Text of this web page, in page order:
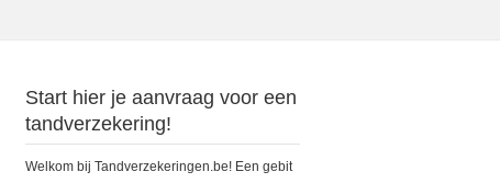
Start hier je aanvraag voor een
tandverzekering!
Welkom bij Tandverzekeringen.be! Een gebit